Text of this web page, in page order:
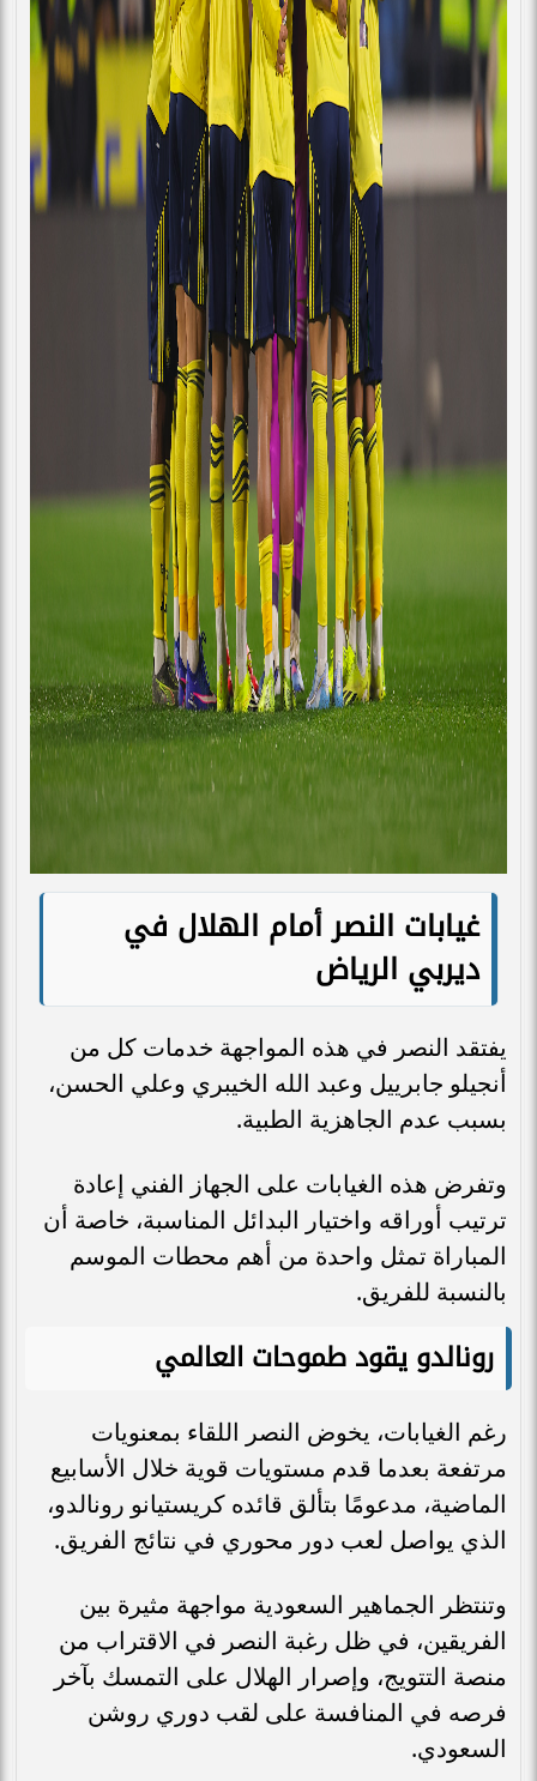
غيابات النصر أمام الهلال في
ديربي الرياض
يفتقد النصر في هذه المواجهة خدمات كل من
أنجيلو جابرييل وعبد الله الخيبري وعلي الحسن،
بسبب عدم الجاهزية الطبية.
وتفرض هذه الغيابات على الجهاز الفني إعادة
ترتيب أوراقه واختيار البدائل المناسبة، خاصة أن
المباراة تمثل واحدة من أهم محطات الموسم
بالنسبة للفريق.
رونالدو يقود طموحات العالمي
رغم الغيابات، يخوض النصر اللقاء بمعنويات
مرتفعة بعدما قدم مستويات قوية خلال الأسابيع
الماضية، مدعومًا بتألق قائده كريستيانو رونالدو،
الذي يواصل لعب دور محوري في نتائج الفريق.
وتنتظر الجماهير السعودية مواجهة مثيرة بين
الفريقين، في ظل رغبة النصر في الاقتراب من
منصة التتويج، وإصرار الهلال على التمسك بآخر
فرصه في المنافسة على لقب دوري روشن
السعودي.